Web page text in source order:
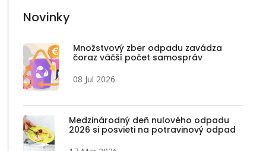
Novinky
Množstvový zber odpadu zavádza
čoraz väčší počet samospráv
08 Jul 2026
Medzinárodný deň nulového odpadu
2026 si posvieti na potravinový odpad